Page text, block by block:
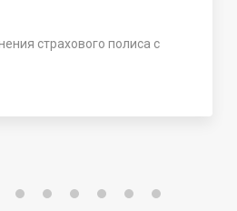
страхового полиса с